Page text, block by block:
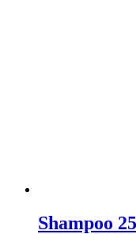
Shampoo